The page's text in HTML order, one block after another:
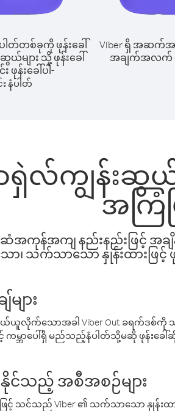
ါတ်တစ်ခုကို ဖုန်းခေါ်
ယ်များ သို့ ဖုန်းခေါ်
န်းခေါ်ပါ-
နံပါတ်
Viber ရှိ အဆက်
အချက်အလက် မျ
ာရှဲလ်ကျွန်းဆွ
အကြံ
အကုန်အကျ နည်းနည်းဖြင့် အခ
ော၊ သက်သာသော နှုန်းထားဖြ
ျား
ယူလိုက်သောအခါ Viber Out ခရက်ဒစ်
ကမ္ဘာပေါ်ရှိ မည်သည့်နံပါတ်သို့မဆို ဖုန်းခေ
နိုင်သည့် အစီအစဉ်များ
ြင့် သင်သည် Viber ၏ သက်သာသော နှုန်းထ